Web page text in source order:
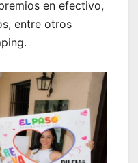
en efectivo,
entre otros